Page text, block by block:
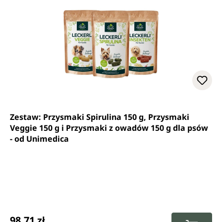
Zestaw: Przysmaki Spirulina 150 g, Przysmaki
Veggie 150 g i Przysmaki z owadów 150 g dla psów
- od Unimedica